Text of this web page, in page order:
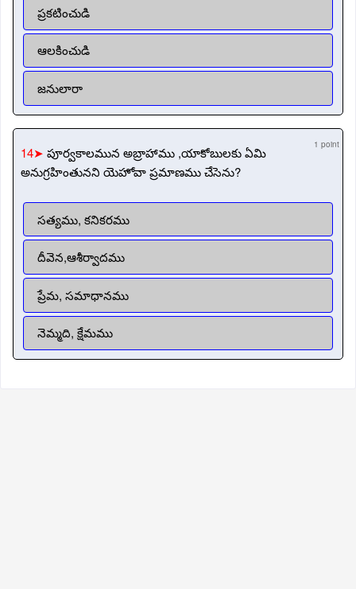
ప్రకటించుడి
ఆలకించుడి
జనులారా
14➤ పూర్వకాలమున అబ్రాహాము ,యాకోబులకు ఏమి
అనుగ్రహింతునని యెహోవా ప్రమాణము చేసెను?
1 point
సత్యము, కనికరము
దీవెన,ఆశీర్వాదము
ప్రేమ, సమాధానము
నెమ్మది, క్షేమము